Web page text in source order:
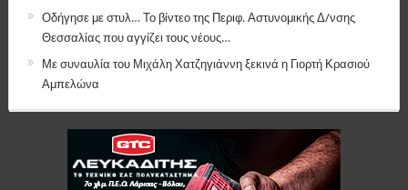
Οδήγησε με στυλ… Το βίντεο της Περιφ. Αστυνομικής Δ/νσης
Θεσσαλίας που αγγίζει τους νέους…
Με συναυλία του Μιχάλη Χατζηγιάννη ξεκινά η Γιορτή Κρασιού
Αμπελώνα